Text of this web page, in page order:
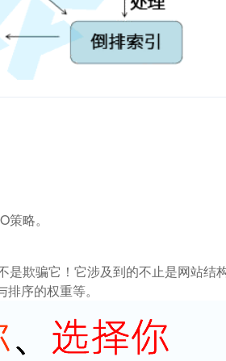
略。
欺骗它！它涉及到的不止是网站结
序的权重等。